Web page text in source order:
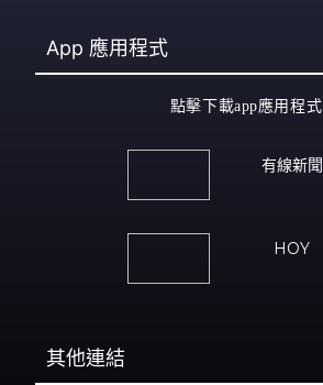
App 應用程式
點擊下載app應用程式
有線新聞
HOY
其他連結